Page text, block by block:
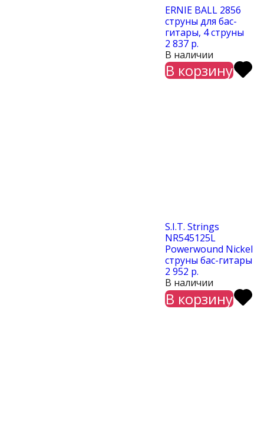
ERNIE BALL 2856
струны для бас-
гитары, 4 струны
2 837 р.
В наличии
В корзину
S.I.T. Strings
NR545125L
Powerwound Nickel
струны бас-гитары
2 952 р.
В наличии
В корзину